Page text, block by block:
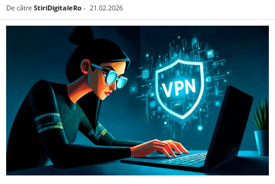
De către StiriDigitaleRo - 21.02.2026